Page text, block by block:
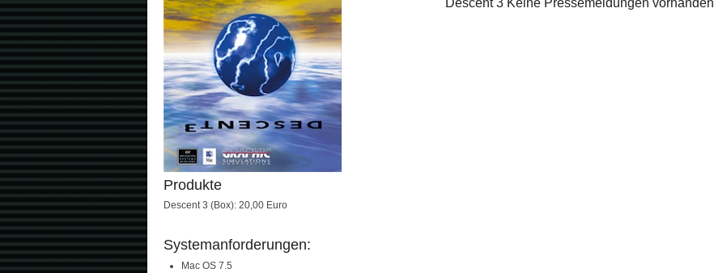
Produkte
Descent 3 (Box): 20,00 Euro
Systemanforderungen:
Mac OS 7.5
Descent 3 Keine Pressemeldungen vorhanden